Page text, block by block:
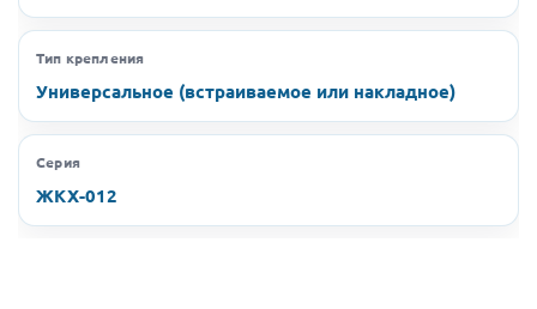
Тип крепления
Универсальное (встраиваемое или накладное)
Серия
ЖКХ-012